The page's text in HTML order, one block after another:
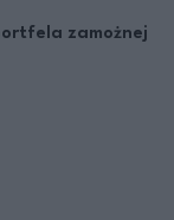
zamożnej